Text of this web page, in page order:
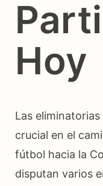
Hoy
Las
crucial en el
fútbol hacia la
disputan varios